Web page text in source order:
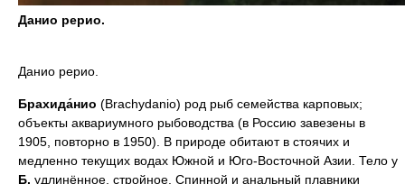
Данио рерио.
Данио рерио.
Брахида́нио (Brachydanio) род рыб семейства карповых;
объекты аквариумного рыбоводства (в Россию завезены в
1905, повторно в 1950). В природе обитают в стоячих и
медленно текущих водах Южной и Юго-Восточной Азии. Тело у
Б. удлинённое, стройное. Спинной и анальный плавники